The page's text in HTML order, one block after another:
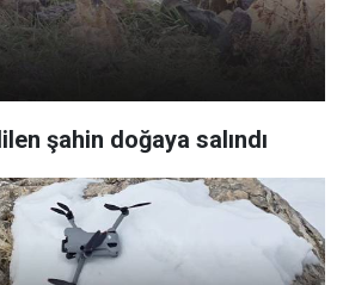
şahin doğaya salındı